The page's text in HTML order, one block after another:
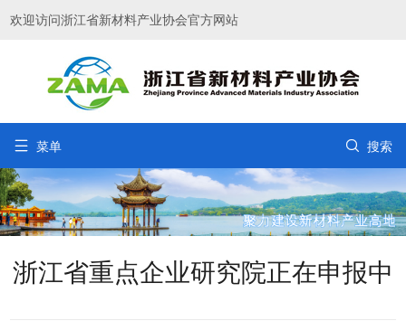
欢迎访问浙江省新材料产业协会官方网站
 菜单  搜索
浙江省重点企业研究院正在申报中